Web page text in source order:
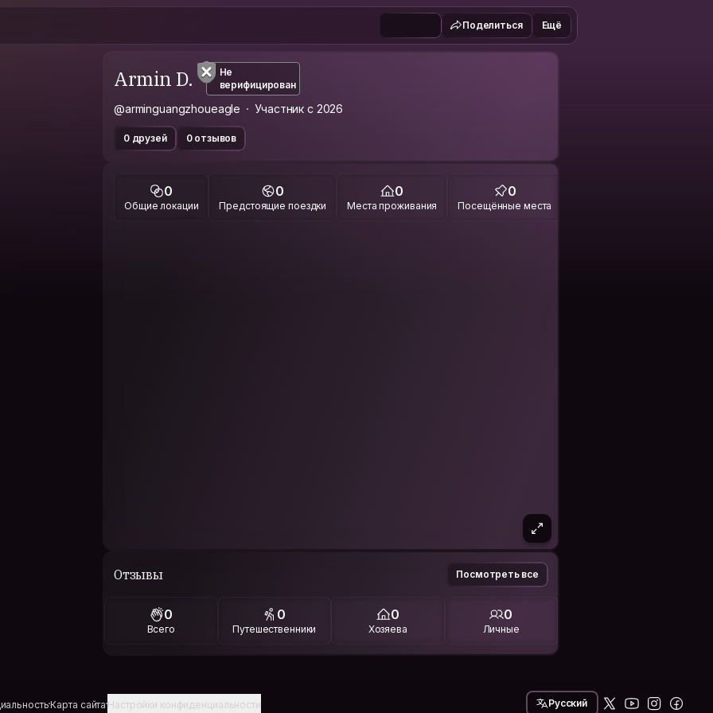
Поделиться Ещё
Armin D.
Не
верифицирован
@arminguangzhoueagle Участник с 2026
0 друзей 0 отзывов
0
Общие локации
0
Предстоящие поездки
0
Места проживания
0
Посещённые места
Отзывы Посмотреть все
0
Всего
0
Путешественники
0
Хозяева
0
Личные
Карта сайтаНастройки конфиденциальности Русский